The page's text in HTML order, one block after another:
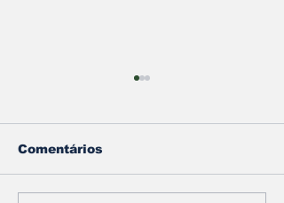
Comentários